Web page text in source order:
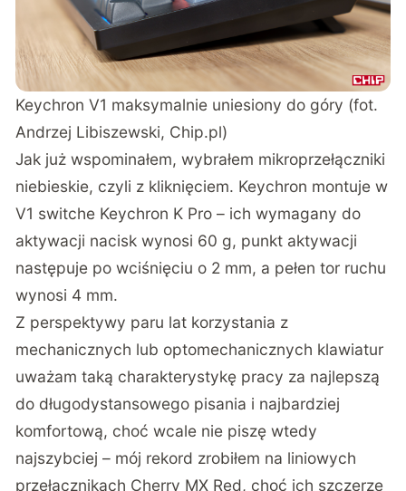
Keychron V1 maksymalnie uniesiony do góry (fot.
Andrzej Libiszewski, Chip.pl)
Jak już wspominałem, wybrałem mikroprzełączniki
niebieskie, czyli z kliknięciem. Keychron montuje w
V1 switche Keychron K Pro – ich wymagany do
aktywacji nacisk wynosi 60 g, punkt aktywacji
następuje po wciśnięciu o 2 mm, a pełen tor ruchu
wynosi 4 mm.
Z perspektywy paru lat korzystania z
mechanicznych lub optomechanicznych klawiatur
uważam taką charakterystykę pracy za najlepszą
do długodystansowego pisania i najbardziej
komfortową, choć wcale nie piszę wtedy
najszybciej – mój rekord zrobiłem na liniowych
przełącznikach Cherry MX Red, choć ich szczerze